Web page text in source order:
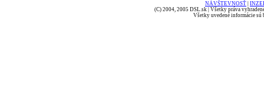
NÁVŠTEVNOSŤ
(C) 2004, 2005 DSL.sk | Všetky práva
Všetky uvedené informácie sú